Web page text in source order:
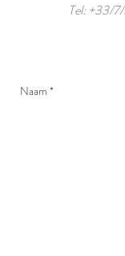
Tel: +33/